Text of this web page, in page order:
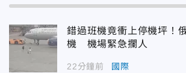
錯過班機竟衝上停機坪！
機 機場緊急攔人
22分鐘前 國際